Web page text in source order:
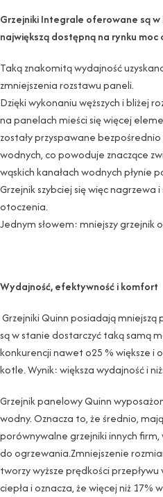
Grzejniki Integrale oferowane są w
największą dostępną na rynku moc
Taką znakomitą wydajność
zmniejszenia rozstawu paneli.
Dzięki wykonaniu węższych i bliżej
na panelach mieści się więcej
zostały przyspawane
wodnych, co powoduje znaczące
wąskich kanałach wodnych płynie
Grzejnik szybciej się więc nagrzewa
otoczenia.
Jednym słowem: mniejszy grzejnik
Wydajność, efektywność i komfort
Grzejniki Quinn posiadają mniejszą
są w stanie dostarczyć taką samą
konkurencji nawet o25 % większe i
kotle. Wynik: większa wydajność i
Grzejnik panelowy Quinn
wodny. Oznacza to, że średnio,
porównywalne grzejniki innych
do ogrzewania.Zmniejszenie
tworzy wyższe prędkości
ciepła i oznacza, że ​​więcej niż 17%